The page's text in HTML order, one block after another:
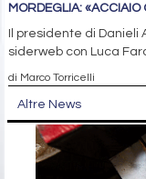
MORDEGLIA: «ACCIAIO
Il presidente di Danieli
siderweb con Luca
di Marco Torricelli
Altre News